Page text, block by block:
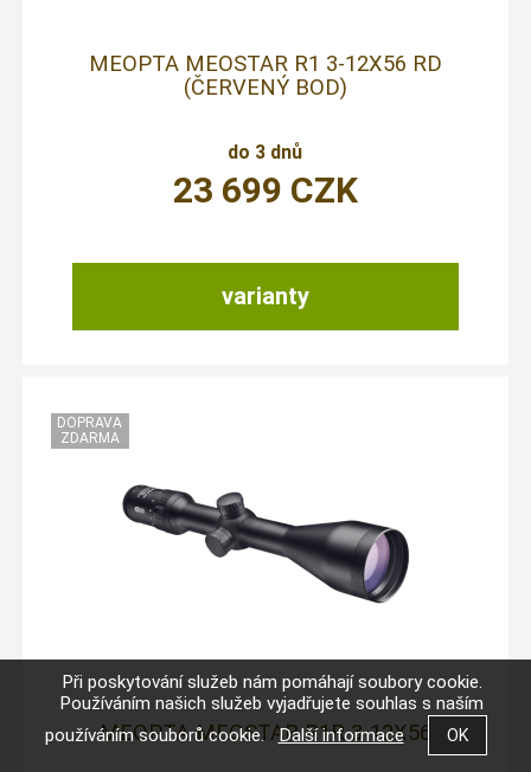
MEOPTA MEOSTAR R1 3-12X56 RD
(ČERVENÝ BOD)
do 3 dnů
varianty
23 699 CZK
MEOPTA MEOSTAR R1R 3-12X56
Při poskytování služeb nám pomáhají soubory cookie.
Používáním našich služeb vyjadřujete souhlas s naším
používáním souborů cookie.Další informace